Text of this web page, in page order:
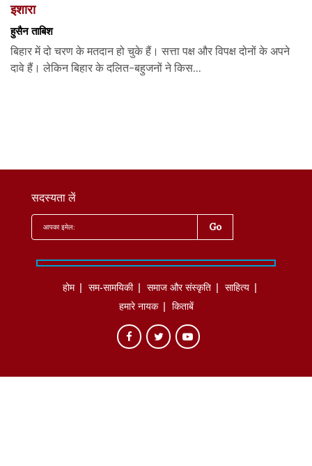
इशारा
हुसैन ताबिश
बिहार में दो चरण के मतदान हो चुके हैं। सत्ता पक्ष और विपक्ष दोनों के अपने
दावे हैं। लेकिन बिहार के दलित-बहुजनों ने किस...
सदस्यता लें
होम सम-सामयिकी समाज और संस्कृति
साहित्‍य
हमारे नायक
किताबें